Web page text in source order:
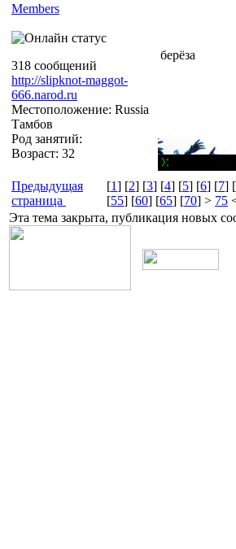
Members
318 сообщений
http://slipknot-maggot-
666.narod.ru
Местоположение: Russia
Тамбов
Род занятий:
Возраст: 32
берёза
Предыдущая
страница
[1] [2] [3] [4] [5] [6] [7] [
[55] [60] [65] [70] > 75
Эта тема закрыта, публикация новых